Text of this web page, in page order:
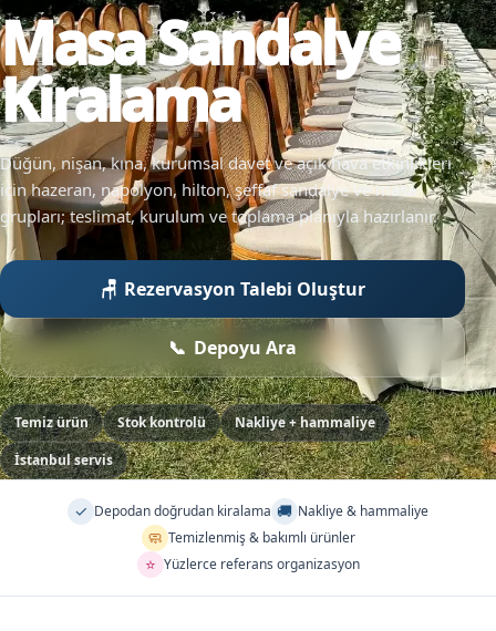
Masa Sandalye
Kiralama
Düğün, nişan, kına, kurumsal davet ve açık hava etkinlikleri
için hazeran, napolyon, hilton, şeffaf sandalye ve masa
grupları; teslimat, kurulum ve toplama planıyla hazırlanır.
Rezervasyon Talebi Oluştur
Depoyu Ara
Temiz ürün Stok kontrolü
Nakliye + hammaliye
İstanbul servis
✓ Depodan doğrudan kiralama 🚚 Nakliye & hammaliye
🧼 Temizlenmiş & bakımlı ürünler
⭐ Yüzlerce referans organizasyon